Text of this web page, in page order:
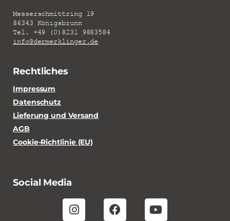
Messerschmittring 19
86343 Königsbrunn
Tel. +49 (0)8231 9883584
info@dermerklinger.de
Rechtliches
Impressum
Datenschutz
Lieferung und Versand
AGB
Cookie-Richtlinie (EU)
Social Media